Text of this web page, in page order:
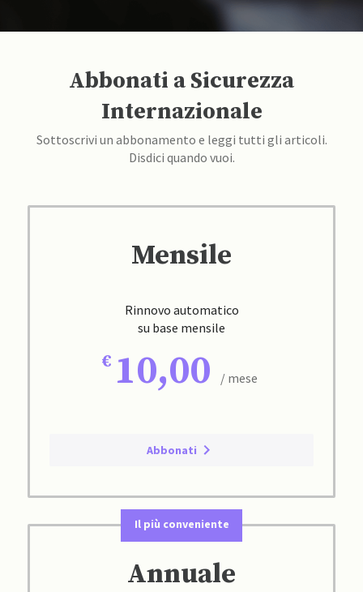
Abbonati a Sicurezza
Internazionale
Sottoscrivi un abbonamento e leggi tutti gli articoli.
Disdici quando vuoi.
Mensile
Rinnovo automatico
su base mensile
10,00 / mese
Abbonati
Il più conveniente
Annuale